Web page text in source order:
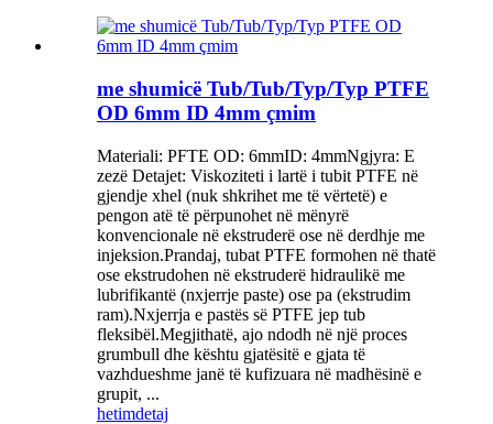
me shumicë Tub/Tub/Typ/Typ PTFE
OD 6mm ID 4mm çmim
Materiali: PFTE OD: 6mmID: 4mmNgjyra: E
zezë Detajet: Viskoziteti i lartë i tubit PTFE në
gjendje xhel (nuk shkrihet me të vërtetë) e
pengon atë të përpunohet në mënyrë
konvencionale në ekstruderë ose në derdhje me
injeksion.Prandaj, tubat PTFE formohen në thatë
ose ekstrudohen në ekstruderë hidraulikë me
lubrifikantë (nxjerrje paste) ose pa (ekstrudim
ram).Nxjerrja e pastës së PTFE jep tub
fleksibël.Megjithatë, ajo ndodh në një proces
grumbull dhe kështu gjatësitë e gjata të
vazhdueshme janë të kufizuara në madhësinë e
grupit, ...
hetimdetaj